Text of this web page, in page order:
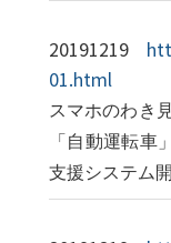
20191219
01.html
スマホのわき
「自動運転
支援システム